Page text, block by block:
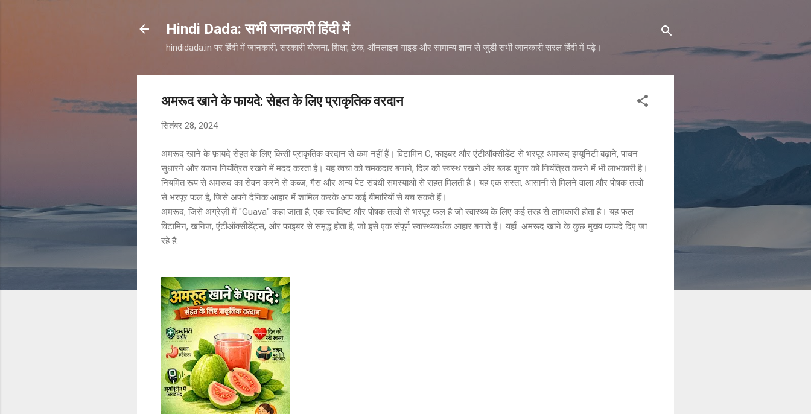
Hindi Dada: सभी जानकारी हिंदी में
hindidada.in पर हिंदी में जानकारी, सरकारी योजना, शिक्षा, टेक, ऑनलाइन गाइड और सामान्य ज्ञान से जुडी सभी जानकारी सरल हिंदी में पढ़े।
अमरूद खाने के फायदे: सेहत के लिए प्राकृतिक वरदान
सितंबर 28, 2024
अमरूद खाने के फ़ायदे सेहत के लिए किसी प्राकृतिक वरदान से कम नहीं हैं। विटामिन C, फाइबर और एंटीऑक्सीडेंट से भरपूर अमरूद इम्यूनिटी बढ़ाने, पाचन
सुधारने और वजन नियंत्रित रखने में मदद करता है। यह त्वचा को चमकदार बनाने, दिल को स्वस्थ रखने और ब्लड शुगर को नियंत्रित करने में भी लाभकारी है।
नियमित रूप से अमरूद का सेवन करने से कब्ज, गैस और अन्य पेट संबंधी समस्याओं से राहत मिलती है। यह एक सस्ता, आसानी से मिलने वाला और पोषक तत्वों
से भरपूर फल है, जिसे अपने दैनिक आहार में शामिल करके आप कई बीमारियों से बच सकते हैं।
अमरूद, जिसे अंग्रेज़ी में "Guava" कहा जाता है, एक स्वादिष्ट और पोषक तत्वों से भरपूर फल है जो स्वास्थ्य के लिए कई तरह से लाभकारी होता है। यह फल
विटामिन, खनिज, एंटीऑक्सीडेंट्स, और फाइबर से समृद्ध होता है, जो इसे एक संपूर्ण स्वास्थ्यवर्धक आहार बनाते हैं। यहाँ अमरूद खाने के कुछ मुख्य फायदे दिए जा
रहे हैं: